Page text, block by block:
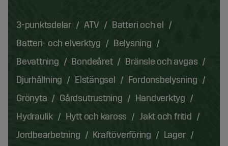
3-punktsdelar ATV
Batteri och el
Batteri- och elverktyg
Belysning
Bevattning
Bondeåret
Bränsle och avgas
Djurhållning
Elstängsel
Fordonsbelysning
Grönyta
Gårdsutrustning
Handverktyg
Hydraulik
Hytt och kaross
Jakt och fritid
Jordbearbetning
Kraftöverföring
Lager